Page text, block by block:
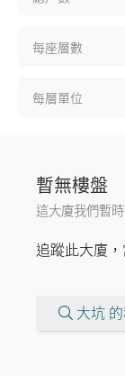
每座層數
每層單位
暫無樓盤
這大廈我們暫
追蹤此大廈
大坑